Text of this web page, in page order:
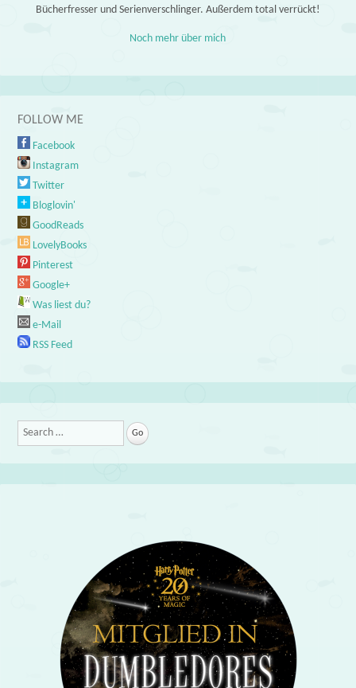
Bücherfresser und Serienverschlinger. Außerdem total verrückt!
Noch mehr über mich
FOLLOW ME
Facebook
Instagram
Twitter
Bloglovin'
GoodReads
LovelyBooks
Pinterest
Google+
Was liest du?
e-Mail
RSS Feed
Search